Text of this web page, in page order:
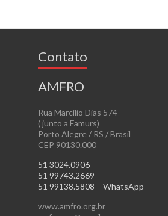
Contato
AMFRO
Rua Marcílio Dias 574
( junto a Famurs)
Porto Alegre / RS / Brasil
CEP 90130.000
51 3024.0906
51 99743.2669
51 99138.5808 – WhatsApp
www.amfro.org.br